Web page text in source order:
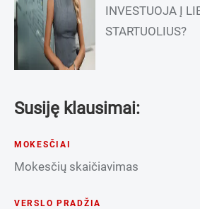
INVESTUOJA Į
STARTUOLIUS?
Susiję klausimai:
MOKESČIAI
Mokesčių skaičiavimas
VERSLO PRADŽIA